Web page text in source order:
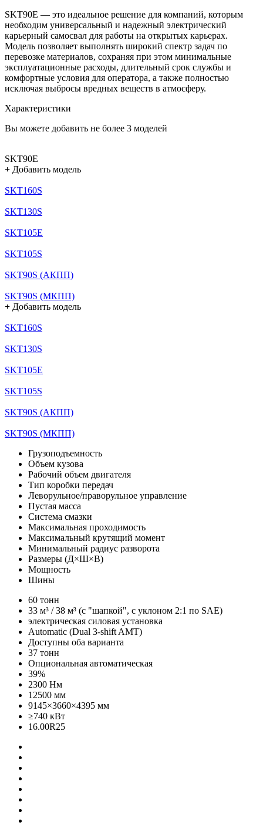
SKT90E — это идеальное решение для компаний, которым
необходим универсальный и надежный электрический
карьерный самосвал для работы на открытых карьерах.
Модель позволяет выполнять широкий спектр задач по
перевозке материалов, сохраняя при этом минимальные
эксплуатационные расходы, длительный срок службы и
комфортные условия для оператора, а также полностью
исключая выбросы вредных веществ в атмосферу.
Характеристики
Вы можете добавить не более 3 моделей
SKT90E
+ Добавить модель
SKT160S
SKT130S
SKT105E
SKT105S
SKT90S (АКПП)
SKT90S (МКПП)
+ Добавить модель
SKT160S
SKT130S
SKT105E
SKT105S
SKT90S (АКПП)
SKT90S (МКПП)
Грузоподъемность
Объем кузова
Рабочий объем двигателя
Тип коробки передач
Леворульное/праворульное управление
Пустая масса
Система смазки
Максимальная проходимость
Максимальный крутящий момент
Минимальный радиус разворота
Размеры (Д×Ш×В)
Мощность
Шины
60 тонн
33 м³ / 38 м³ (c "шапкой", с уклоном 2:1 по SAE)
электрическая силовая установка
Automatic (Dual 3-shift AMT)
Доступны оба варианта
37 тонн
Опциональная автоматическая
39%
2300 Нм
12500 мм
9145×3660×4395 мм
≥740 кВт
16.00R25